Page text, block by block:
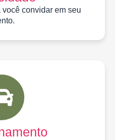
convidar em seu